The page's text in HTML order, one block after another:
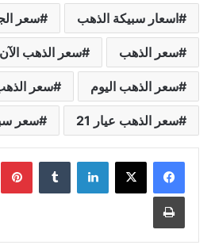
اسعار سبيكة الذهب سعر
سعر الذهب سعر الذهب الآن
سعر الذهب اليوم سعر الذهب
سعر الذهب عيار 21 سعر
لينكدإن
طباعة